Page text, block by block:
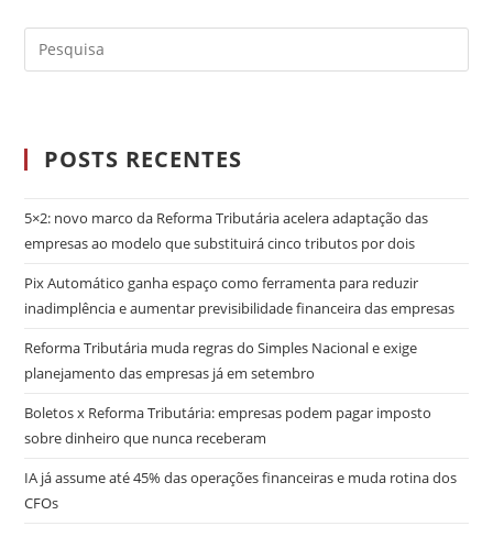
POSTS RECENTES
5×2: novo marco da Reforma Tributária acelera adaptação das
empresas ao modelo que substituirá cinco tributos por dois
Pix Automático ganha espaço como ferramenta para reduzir
inadimplência e aumentar previsibilidade financeira das empresas
Reforma Tributária muda regras do Simples Nacional e exige
planejamento das empresas já em setembro
Boletos x Reforma Tributária: empresas podem pagar imposto
sobre dinheiro que nunca receberam
IA já assume até 45% das operações financeiras e muda rotina dos
CFOs